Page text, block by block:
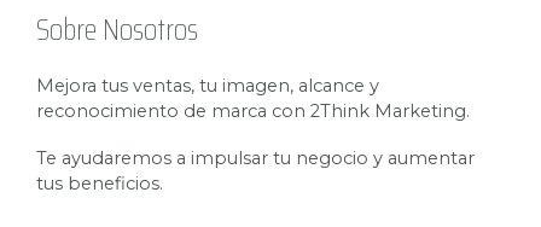
Sobre Nosotros
Mejora tus ventas, tu imagen, alcance y
reconocimiento de marca con 2Think Marketing.
Te ayudaremos a impulsar tu negocio y aumentar
tus beneficios.